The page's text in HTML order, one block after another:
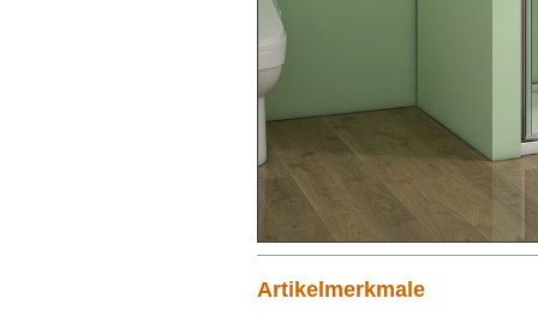
Artikelmerkmale